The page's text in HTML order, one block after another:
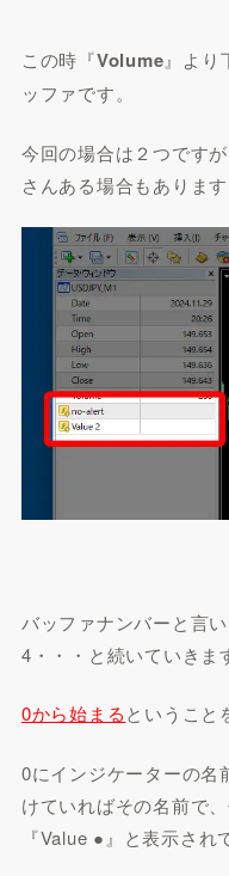
この時『Volume』よ
ッファです。
今回の場合は２つです
さんある場合もあります
バッファナンバーと言
4・・・と続いていきま
0から始まるということ
0にインジケーターの名
けていればその名前で
『Value ●』と表示され